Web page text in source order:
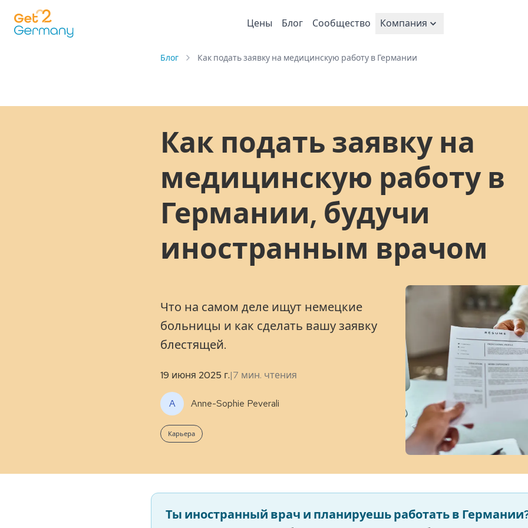
Цены Блог Сообщество Компания
Блог Как подать заявку на медицинскую работу в Германии
Как подать заявку на
медицинскую работу в
Германии, будучи
иностранным врачом
Что на самом деле ищут немецкие
больницы и как сделать вашу заявку
блестящей.
19 июня 2025 г.|7 мин. чтения
A Anne-Sophie Peverali
Карьера
Ты иностранный врач и планируешь работать в